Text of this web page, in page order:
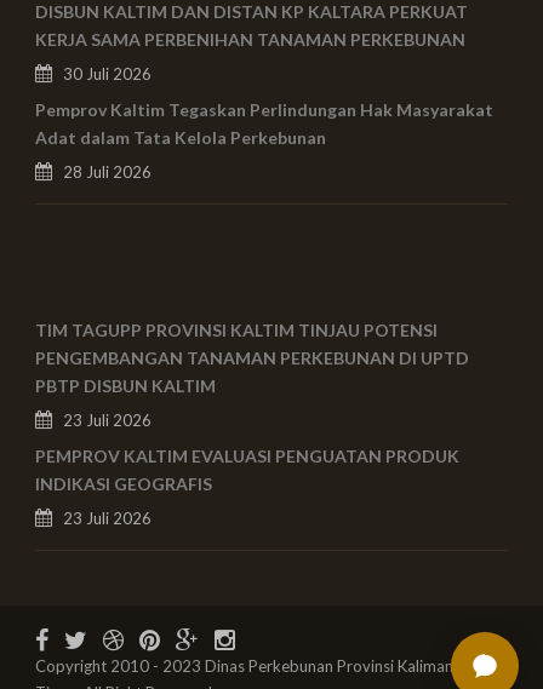
DISBUN KALTIM DAN DISTAN KP KALTARA PERKUAT
KERJA SAMA PERBENIHAN TANAMAN PERKEBUNAN
30 Juli 2026
Pemprov Kaltim Tegaskan Perlindungan Hak Masyarakat
Adat dalam Tata Kelola Perkebunan
28 Juli 2026
TIM TAGUPP PROVINSI KALTIM TINJAU POTENSI
PENGEMBANGAN TANAMAN PERKEBUNAN DI UPTD
PBTP DISBUN KALTIM
23 Juli 2026
PEMPROV KALTIM EVALUASI PENGUATAN PRODUK
INDIKASI GEOGRAFIS
23 Juli 2026
Copyright 2010 - 2023 Dinas Perkebunan Provinsi Kalimantan